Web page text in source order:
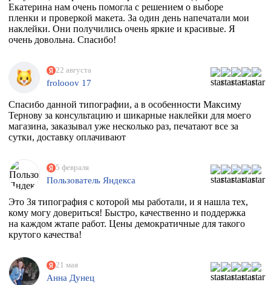
Екатерина нам очень помогла с решением о выборе
пленки и проверкой макета. За один день напечатали мои
наклейки. Они получились очень яркие и красивые. Я
очень довольна. Спасибо!
22 августа
frolooov 17
Спасибо данной типографии, а в особенности Максиму
Тернову за консультацию и шикарные наклейки для моего
магазина, заказывал уже несколько раз, печатают все за
сутки, доставку оплачивают
5 февраля
Пользователь Яндекса
Это 3я типография с которой мы работали, и я нашла тех,
кому могу довериться! Быстро, качественно и поддержка
на каждом жтапе работ. Цены демократичные для такого
крутого качества!
21 мая
Анна Дунец